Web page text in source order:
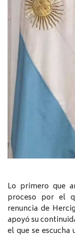
Lo primero que
proceso por el
renuncia de
apoyó su
el que se